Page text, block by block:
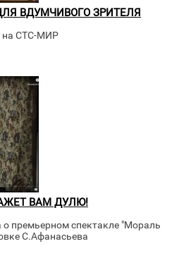
ВДУМЧИВОГО ЗРИТЕЛЯ
на СТС-МИР
ВАМ ДУЛЮ!
премьерном спектакле "Мораль
С.Афанасьева